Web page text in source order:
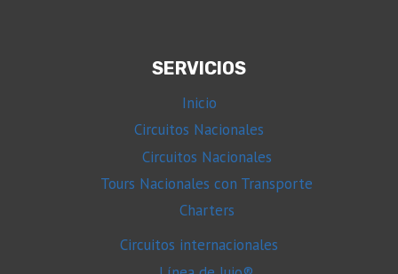
SERVICIOS
Inicio
Circuitos Nacionales
Circuitos Nacionales
Tours Nacionales con Transporte
Charters
Circuitos internacionales